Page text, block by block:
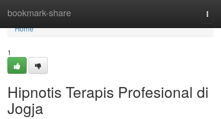
bookmark-share
Home
Home
1
Hipnotis Terapis Profesional di
Jogja